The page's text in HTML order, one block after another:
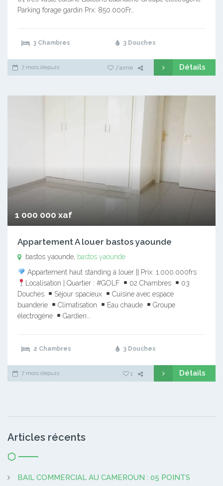
Parking forage gardin Prx: 850.000Fr…
3 Chambres 3 Douches
7 mois depuis J'aime Détails
1 000 000 xaf
Appartement A louer bastos yaounde
bastos yaounde, bastos yaounde
Appartement haut standing à louer || Prix: 1.000.000frs
Localisation | Quartier : #GOLF
02 Chambres
03
Douches
Séjour spacieux
Cuisine avec espace
buanderie
Climatisation Eau chaude
Groupe
électrogène
Gardien…
2 Chambres 3 Douches
7 mois depuis 1 Détails
Articles récents
BAIL COMMERCIAL AU CAMEROUN : 05 POINTS